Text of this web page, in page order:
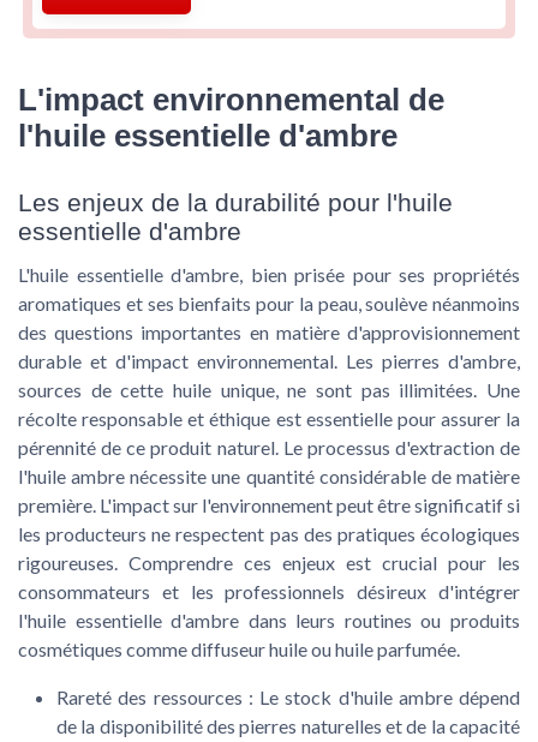
L'impact environnemental de
l'huile essentielle d'ambre
Les enjeux de la durabilité pour l'huile
essentielle d'ambre
L'huile essentielle d'ambre, bien prisée pour ses propriétés
aromatiques et ses bienfaits pour la peau, soulève néanmoins
des questions importantes en matière d'approvisionnement
durable et d'impact environnemental. Les pierres d'ambre,
sources de cette huile unique, ne sont pas illimitées. Une
récolte responsable et éthique est essentielle pour assurer la
pérennité de ce produit naturel. Le processus d'extraction de
l'huile ambre nécessite une quantité considérable de matière
première. L'impact sur l'environnement peut être significatif si
les producteurs ne respectent pas des pratiques écologiques
rigoureuses. Comprendre ces enjeux est crucial pour les
consommateurs et les professionnels désireux d'intégrer
l'huile essentielle d'ambre dans leurs routines ou produits
cosmétiques comme diffuseur huile ou huile parfumée.
Rareté des ressources : Le stock d'huile ambre dépend
de la disponibilité des pierres naturelles et de la capacité